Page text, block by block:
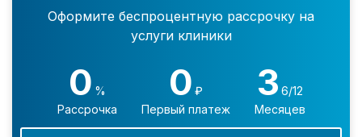
Оформите беспроцентную рассрочку на
услуги клиники
0 %
Рассрочка
0 ₽
Первый платеж
3 6/12
Месяцев